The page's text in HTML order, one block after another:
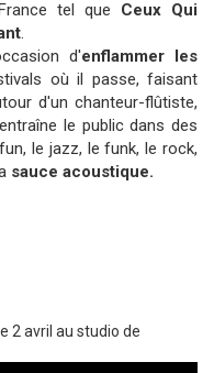
tel que Ceux Qui
.
d'enflammer les
où il passe, faisant
d'un chanteur-flûtiste,
entraîne le public dans des
le jazz, le funk, le rock,
sauce acoustique.
2 avril au studio de